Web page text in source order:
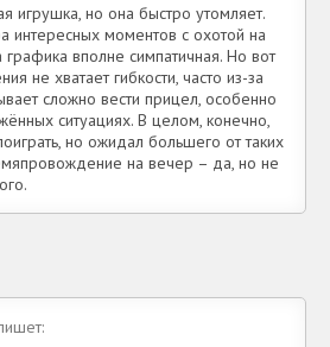
игрушка, но она быстро утомляет.
интересных моментов с охотой на
графика вполне симпатичная. Но вот
не хватает гибкости, часто из-за
сложно вести прицел, особенно
ситуациях. В целом, конечно,
но ожидал большего от таких
на вечер – да, но не